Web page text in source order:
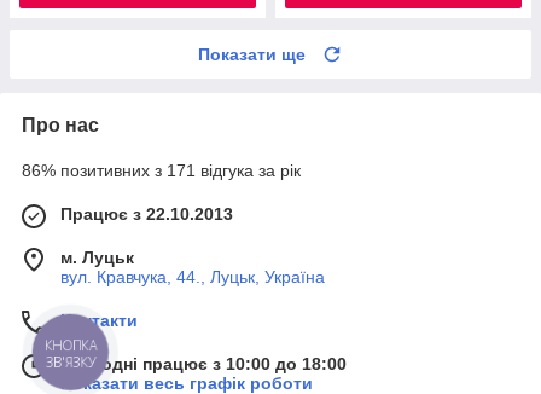
Показати ще
Про нас
86% позитивних з 171 відгука за рік
Працює з 22.10.2013
м. Луцьк
вул. Кравчука, 44., Луцьк, Україна
Контакти
Сьогодні працює з 10:00 до 18:00
Показати весь графік роботи
КНОПКА
ЗВ'ЯЗКУ